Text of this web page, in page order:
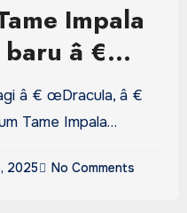
Impala
â €
€
Tame Impala…
2025 No Comments